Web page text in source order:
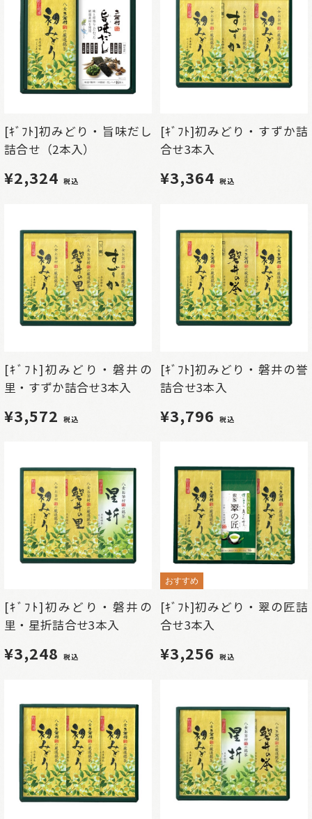
[ｷﾞﾌﾄ]初みどり・旨味だし
詰合せ（2本入）
¥2,324 税込
[ｷﾞﾌﾄ]初みどり・すずか詰
合せ3本入
¥3,364 税込
[ｷﾞﾌﾄ]初みどり・磐井の
里・すずか詰合せ3本入
¥3,572 税込
[ｷﾞﾌﾄ]初みどり・磐井の誉
詰合せ3本入
¥3,796 税込
[ｷﾞﾌﾄ]初みどり・磐井の
里・星折詰合せ3本入
¥3,248 税込
おすすめ
[ｷﾞﾌﾄ]初みどり・翠の匠詰
合せ3本入
¥3,256 税込